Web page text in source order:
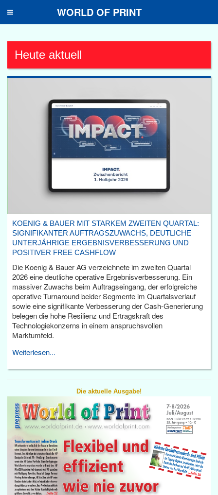
Toggle
WORLD OF PRINT
Heute aktuell
KOENIG & BAUER MIT STARKEM ZWEITEN QUARTAL:
SIGNIFIKANTER AUFTRAGSZUWACHS, DEUTLICHE
UNTERJÄHRIGE ERGEBNISVERBESSERUNG UND
POSITIVER FREE CASHFLOW
Die Koenig & Bauer AG verzeichnete im zweiten Quartal
2026 eine deutliche operative Ergebnisverbesserung. Ein
massiver Zuwachs beim Auftragseingang, der erfolgreiche
operative Turnaround beider Segmente im Quartalsverlauf
sowie eine signifikante Verbesserung der Cash-Generierung
belegen die hohe Resilienz und Ertragskraft des
Technologiekonzerns in einem anspruchsvollen
Marktumfeld.
Weiterlesen...
Die aktuelle Ausgabe!